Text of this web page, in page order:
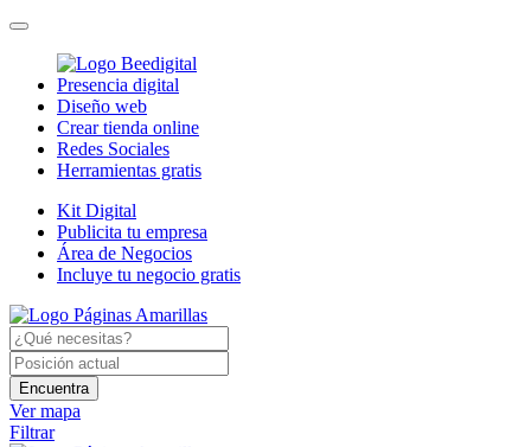
Presencia digital
Diseño web
Crear tienda online
Redes Sociales
Herramientas gratis
Kit Digital
Publicita tu empresa
Área de Negocios
Incluye tu negocio gratis
Encuentra
Ver mapa
Filtrar